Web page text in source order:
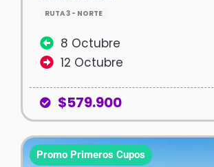
RUTA 3 - NORTE
8 Octubre
12 Octubre
$579.900
Promo Primeros Cupos